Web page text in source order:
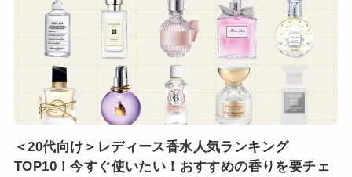
＜20代向け＞レディース香水人気ランキング
TOP10！今すぐ使いたい！おすすめの香りを要チェ